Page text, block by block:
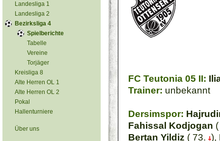
Landesliga 1
Landesliga 2
Bezirksliga 4
Spielberichte
Tabelle
Vereine
Torjäger
Kreisliga 8
Alte Herren OL 1
Alte Herren OL 2
Pokal
Hallenturniere
Über uns
FC Teutonia 05 II:
Trainer: unbekannt
Dersimspor:
Fahissal Kodjogan
Bertan Yildiz ( 73. ),